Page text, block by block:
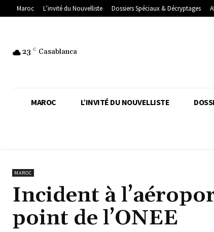
Maroc L’invité du Nouvelliste Dossiers Spéciaux & Décryptages
23 C Casablanca
MAROC L’INVITÉ DU NOUVELLISTE
MAROC
Incident à
point de l’ONEE